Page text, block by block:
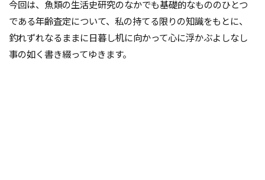
今回は、魚類の生活史研究のなかでも基礎的なもののひとつ
である年齢査定について、私の持てる限りの知識をもとに、
釣れずれなるままに日暮し机に向かって心に浮かぶよしなし
事の如く書き綴ってゆきます。